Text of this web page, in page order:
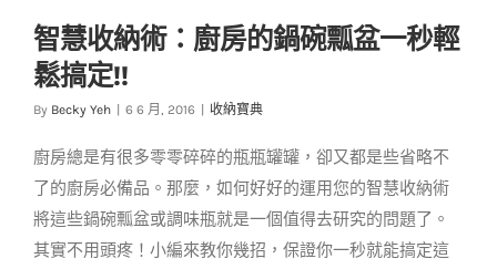
智慧收納術：廚房的
定!!
智慧收納術：廚房的鍋碗瓢盆一秒輕
鬆搞定!!
By Becky Yeh | 6 6 月, 2016 | 收納寶典
廚房總是有很多零零碎碎的瓶瓶罐罐，卻又都是些省略不
了的廚房必備品。那麼，如何好好的運用您的智慧收納術
將這些鍋碗瓢盆或調味瓶就是一個值得去研究的問題了。
其實不用頭疼！小編來教你幾招，保證你一秒就能搞定這